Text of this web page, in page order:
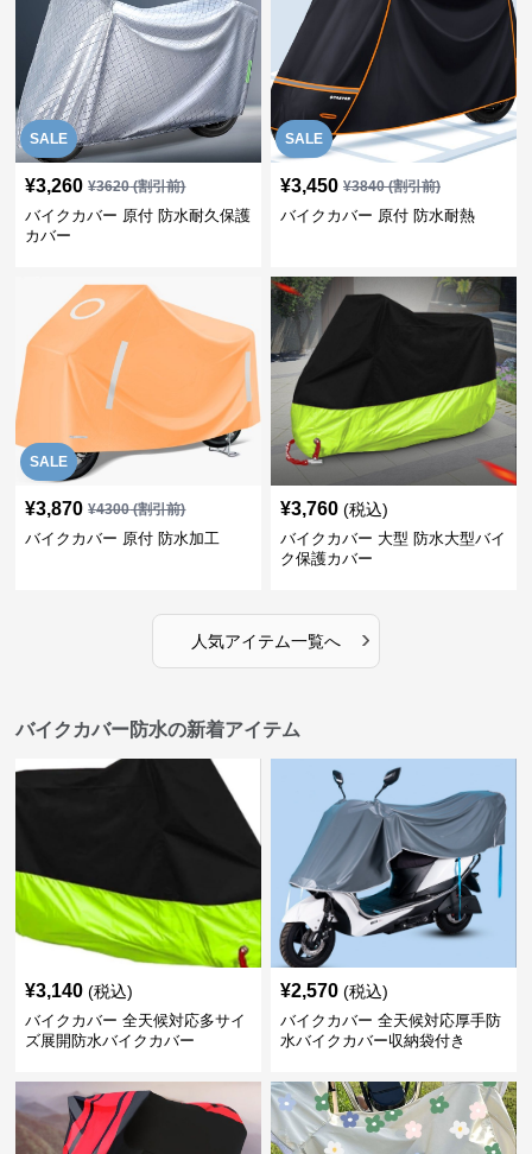
SALE
¥3,260 ¥3620(割引前)
バイクカバー 原付 防水耐久保護
カバー
SALE
¥3,450 ¥3840(割引前)
バイクカバー 原付 防水耐熱
SALE
¥3,870 ¥4300(割引前)
バイクカバー 原付 防水加工
¥3,760 (税込)
バイクカバー 大型 防水大型バイ
ク保護カバー
人気アイテム一覧へ ›
バイクカバー防水の新着アイテム
¥3,140 (税込)
バイクカバー 全天候対応多サイ
ズ展開防水バイクカバー
¥2,570 (税込)
バイクカバー 全天候対応厚手防
水バイクカバー収納袋付き